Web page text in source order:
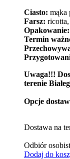
Ciasto: mąka
Farsz:
Opakowanie:
Termin
Uwaga!!!
terenie
Opcje
Dostawa na
Odbiór
Dodaj do